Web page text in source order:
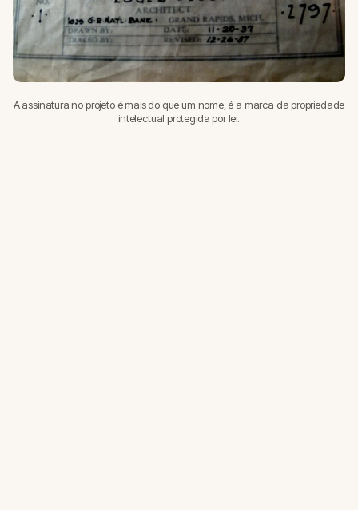
A assinatura no projeto é mais do que um nome, é a marca da propriedade
intelectual protegida por lei.